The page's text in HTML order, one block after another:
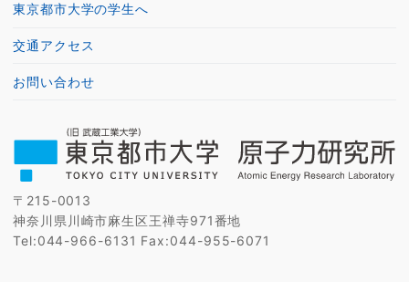
東京都市大学の学生へ
交通アクセス
お問い合わせ
〒215-0013
神奈川県川崎市麻生区王禅寺971番地
Tel:044-966-6131 Fax:044-955-6071